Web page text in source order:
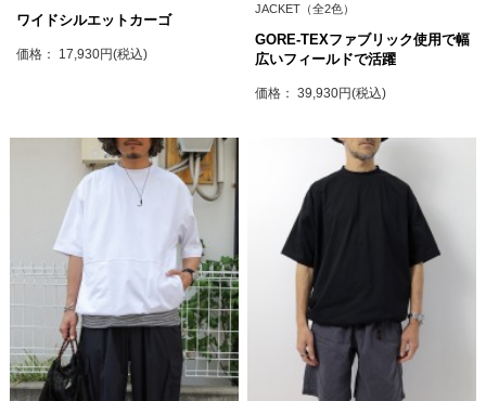
ワイドシルエットカーゴ
価格： 17,930円(税込)
JACKET（全2色）
GORE-TEXファブリック使用で幅
広いフィールドで活躍
価格： 39,930円(税込)